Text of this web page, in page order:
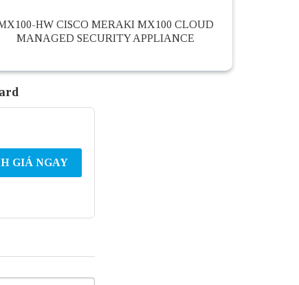
HW CISCO MERAKI MX100 CLOUD
MANAGED SECURITY APPLIANCE
GIÁ NGAY